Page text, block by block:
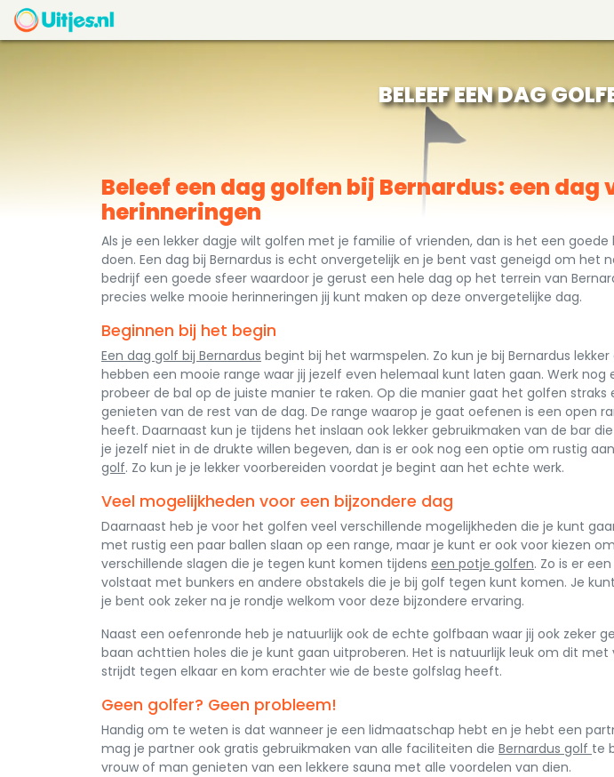
BELEEF EEN DAG
Beleef een dag golfen bij Bernardus: een dag
herinneringen
Als je een lekker dagje wilt golfen met je familie of vrienden, dan is het een
doen. Een dag bij Bernardus is echt onvergetelijk en je bent vast geneigd om het
bedrijf een goede sfeer waardoor je gerust een hele dag op het terrein van
precies welke mooie herinneringen jij kunt maken op deze onvergetelijke dag.
Beginnen bij het begin
Een dag golf bij Bernardus begint bij het warmspelen. Zo kun je bij Bernardus
hebben een mooie range waar jij jezelf even helemaal kunt laten gaan. Werk nog
probeer de bal op de juiste manier te raken. Op die manier gaat het golfen straks
genieten van de rest van de dag. De range waarop je gaat oefenen is een open
heeft. Daarnaast kun je tijdens het inslaan ook lekker gebruikmaken van de bar
je jezelf niet in de drukte willen begeven, dan is er ook nog een optie om rustig
golf. Zo kun je je lekker voorbereiden voordat je begint aan het echte werk.
Veel mogelijkheden voor een bijzondere dag
Daarnaast heb je voor het golfen veel verschillende mogelijkheden die je kunt
met rustig een paar ballen slaan op een range, maar je kunt er ook voor kiezen
verschillende slagen die je tegen kunt komen tijdens een potje golfen. Zo is er
volstaat met bunkers en andere obstakels die je bij golf tegen kunt komen. Je
je bent ook zeker na je rondje welkom voor deze bijzondere ervaring.
Naast een oefenronde heb je natuurlijk ook de echte golfbaan waar jij ook zeker
baan achttien holes die je kunt gaan uitproberen. Het is natuurlijk leuk om dit
strijdt tegen elkaar en kom erachter wie de beste golfslag heeft.
Geen golfer? Geen probleem!
Handig om te weten is dat wanneer je een lidmaatschap hebt en je hebt een
mag je partner ook gratis gebruikmaken van alle faciliteiten die Bernardus golf te
vrouw of man genieten van een lekkere sauna met alle voordelen van dien.